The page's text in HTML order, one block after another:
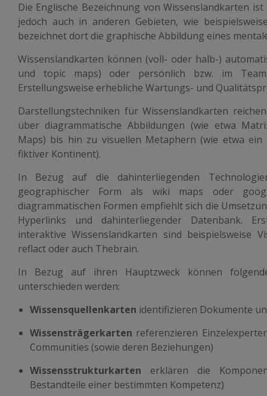
Die Englische Bezeichnung von Wissenslandkarten ist
jedoch auch in anderen Gebieten, wie
bezeichnet dort die graphische Abbildung eines
Wissenslandkarten können (voll- oder halb-)
und topic maps) oder persönlich bzw. im
Erstellungsweise erhebliche Wartungs- und
Darstellungstechniken für Wissenslandkarten
über diagrammatische Abbildungen (wie etwa
Maps) bis hin zu visuellen Metaphern (wie etwa
fiktiver Kontinent).
In Bezug auf die dahinterliegenden
geographischer Form als wiki maps oder
diagrammatischen Formen empfiehlt sich die
Hyperlinks und dahinterliegender Datenbank.
interaktive Wissenslandkarten sind beispielsweise
reflact oder auch Thebrain.
In Bezug auf ihren Hauptzweck können
unterschieden werden:
Wissensquellenkarten identifizieren Dokumente
Wissensträgerkarten referenzieren
Communities (sowie deren Beziehungen)
Wissensstrukturkarten erklären die
Bestandteile einer bestimmten Kompetenz)